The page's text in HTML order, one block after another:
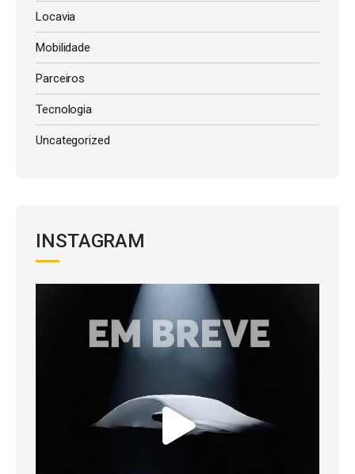
Locavia
Mobilidade
Parceiros
Tecnologia
Uncategorized
INSTAGRAM